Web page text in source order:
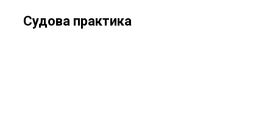
Судова практика